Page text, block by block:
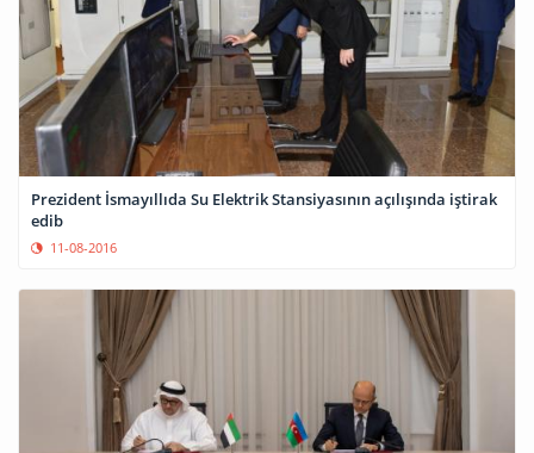
Prezident İsmayıllıda Su Elektrik Stansiyasının açılışında iştirak
edib
11-08-2016